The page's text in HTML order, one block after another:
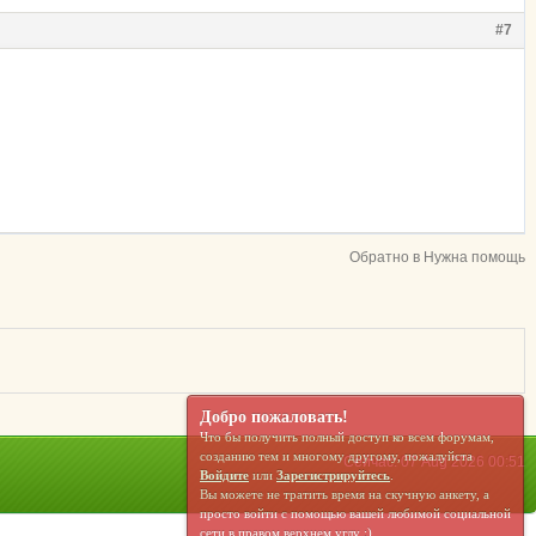
#7
Обратно в Нужна помощь
Сейчас: 07 Aug 2026 00:51
Добро пожаловать!
Что бы получить полный доступ ко всем форумам,
созданию тем и многому другому, пожалуйста
Войдите или Зарегистрируйтесь.
Вы можете не тратить время на скучную анкету, а
просто войти с помощью вашей любимой социальной
сети в правом верхнем углу ;)